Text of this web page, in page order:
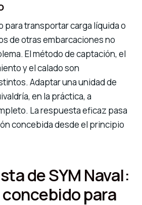
para transportar carga líquida o
de otras embarcaciones no
El método de captación, el
y el calado son
Adaptar una unidad de
en la práctica, a
La respuesta eficaz pasa
concebida desde el principio
de SYM Naval:
para